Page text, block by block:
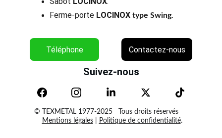
Ferme-porte LOCINOX type Swing.
Contactez-nous
Suivez-nous
Mentions légales | Politique de confidentialité.
Téléphone